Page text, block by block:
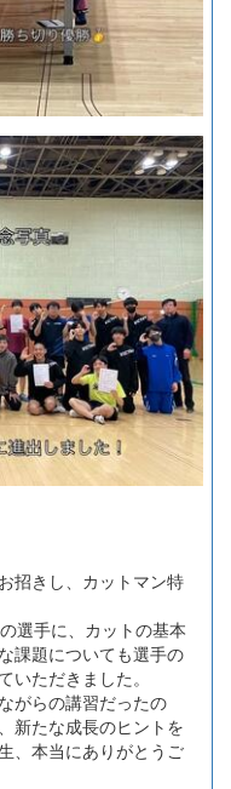
招きし、カットマン特
選手に、カットの基本
課題についても選手の
いただきました。
がらの講習だったの
新たな成長のヒントを
、本当にありがとうご